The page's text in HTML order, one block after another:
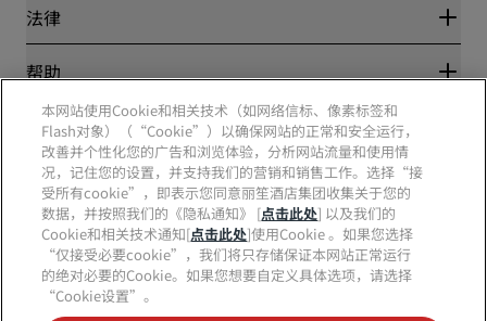
丽笙酒店集团APP
体育认证酒店
家庭友好型酒店
丽笙酒店集团
工作机会 RHG
工作机会 PPHE
工作机会 EHL
The Club by RHG
发展机会
责任经营
采购
法律
隐私中心
丽赏会条款和条件
网站使用协议
数字无障碍
现代奴隶制声明
帮助
消费者警示
联系方式
常见问题
网站地图
社交媒体
丽笙酒店集团品牌
本网站使用Cookie和相关技术（如网络信标、像素标签和
Flash对象）（“Cookie”）以确保网站的正常和安全运行，
改善并个性化您的广告和浏览体验，分析网站流量和使用情
况，记住您的设置，并支持我们的营销和销售工作。选择“接
受所有cookie”，即表示您同意丽笙酒店集团收集关于您的
数据，并按照我们的《隐私通知》 [点击此处] 以及我们的
Cookie和相关技术通知[点击此处]使用Cookie 。如果您选择
“仅接受必要cookie”，我们将只存储保证本网站正常运行
的绝对必要的Cookie。如果您想要自定义具体选项，请选择
“Cookie设置”。